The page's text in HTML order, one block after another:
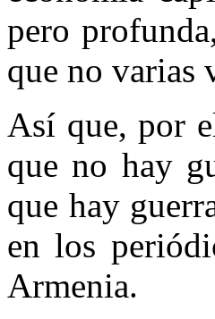
pero
que no varias
Así que, por
que no hay
que hay
en los
Armenia.